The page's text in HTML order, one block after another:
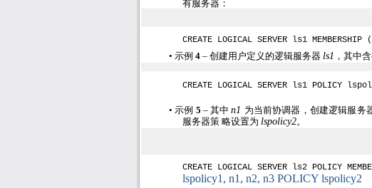
有服务器：
CREATE LOGICAL SERVER ls1
• 示例 4 – 创建用户定义的逻辑服务器 ls1 ，其中
CREATE LOGICAL SERVER ls1 POLICY
•示例 5 – 其中n1 为当前协调器，创建逻辑服务
服务器策 略设置为 lspolicy2。
CREATE LOGICAL SERVER ls2 POLICY
lspolicy1, n1, n2, n3 POLICY lspolicy2